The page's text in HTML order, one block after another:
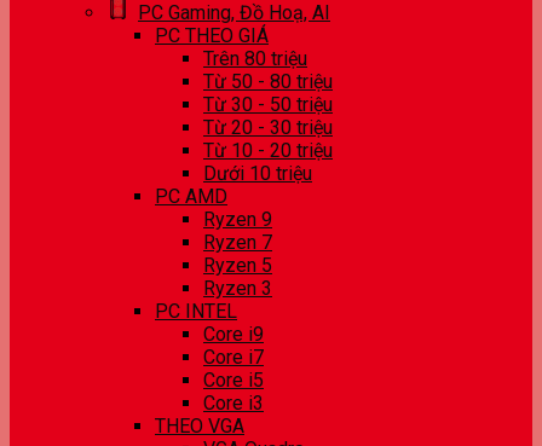
PC Gaming, Đồ Hoạ, AI
PC THEO GIÁ
Trên 80 triệu
Từ 50 - 80 triệu
Từ 30 - 50 triệu
Từ 20 - 30 triệu
Từ 10 - 20 triệu
Dưới 10 triệu
PC AMD
Ryzen 9
Ryzen 7
Ryzen 5
Ryzen 3
PC INTEL
Core i9
Core i7
Core i5
Core i3
THEO VGA